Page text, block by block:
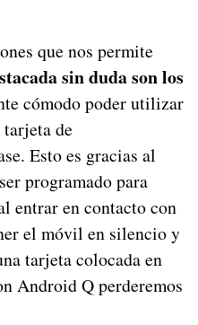
que nos permite
sin duda son los
cómodo poder utilizar
de
Esto es gracias al
programado para
entrar en contacto con
el móvil en silencio y
tarjeta colocada en
Android Q perderemos